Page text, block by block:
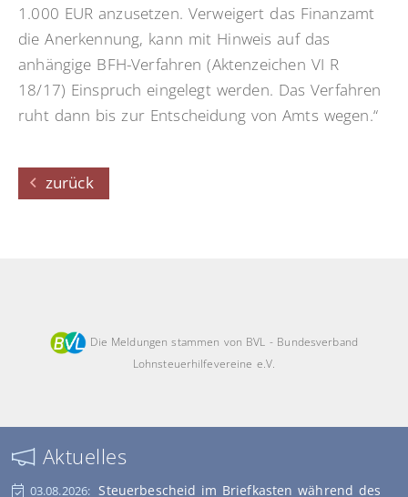
1.000 EUR anzusetzen. Verweigert das Finanzamt
die Anerkennung, kann mit Hinweis auf das
anhängige BFH-Verfahren (Aktenzeichen VI R
18/17) Einspruch eingelegt werden. Das Verfahren
ruht dann bis zur Entscheidung von Amts wegen.“
zurück
Die Meldungen stammen von BVL - Bundesverband
Lohnsteuerhilfevereine e.V.
Aktuelles
03.08.2026: Steuerbescheid im Briefkasten während des